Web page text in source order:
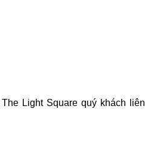
Light Square quý khách liên